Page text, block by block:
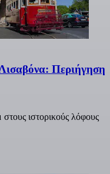
Περιήγηση
ιστορικούς λόφους